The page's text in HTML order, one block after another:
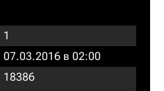
1
07.03.2016 в 02:00
18386